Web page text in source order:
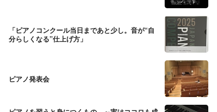
「ピアノコンクール当日まであと少し。音が“自
分らしくなる”仕上げ方」
ピアノ発表会